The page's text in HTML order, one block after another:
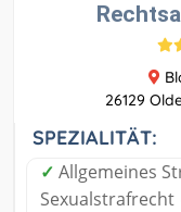
26129
SPEZIALITÄT:
✓ Allgemeines
Sexualstrafrecht